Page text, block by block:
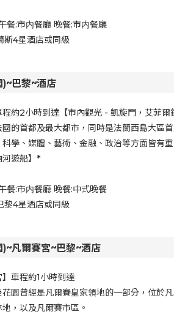
餐:市内餐廳 晚餐:市内餐廳
斯4星酒店或同級
巴黎~酒店
程約2小時到達【市內觀光 - 凱旋門，艾菲
國的首都及最大都市，同時是法蘭西島大區
學、媒體、藝術、金融、政治等方面皆有
河遊船】*
餐:市内餐廳 晚餐:中式晚餐
黎4星酒店或同級
)~凡爾賽宮~巴黎~酒店
】車程約1小時到達
花園曾經是凡爾賽皇家領地的一部分，位於
，以及凡爾賽市區。